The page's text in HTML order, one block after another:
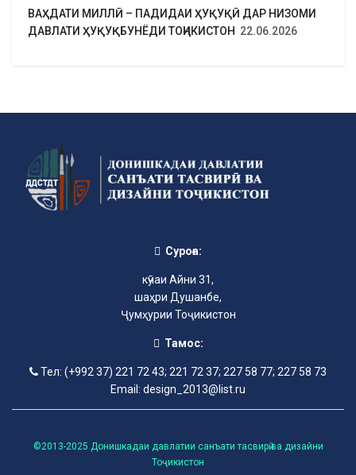
ВАҲДАТИ МИЛЛӢ – ПАДИДАИ ҲУҚУҚӢ ДАР НИЗОМИ
ДАВЛАТИ ҲУҚУҚБУНЁДИ ТОҶИКИСТОН 22.06.2026
Суроға:
кӯчаи Айни 31,
шаҳри Душанбе,
Ҷумҳурии Тоҷикистон
Тамос:
Тел: (+992 37) 221 72 43; 221 72 37; 227 58 77; 227 58 73
Email: design_2013@list.ru
©2013-2025 Донишкадаи давлатии санъати тасвирӣ ва дизайни
Тоҷикистон